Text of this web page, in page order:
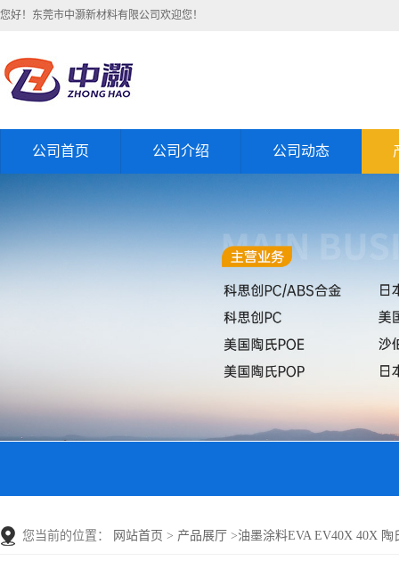
您好！东莞市中灏新材料有限公司欢迎您！
公司首页 公司介绍 公司动态
您当前的位置： 网站首页 > 产品展厅 >油墨涂料EVA EV40X 40X